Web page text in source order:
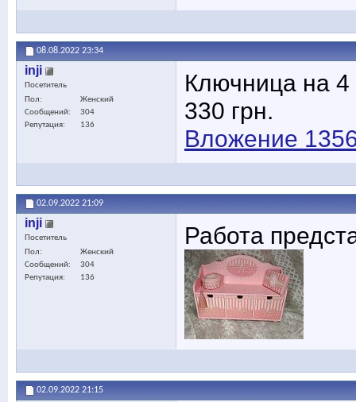
08.08.2022 23:34
inji
Посетитель
Пол
Женский
Сообщений
304
Репутация
136
Ключница на
330 грн.
Вложение
02.09.2022 21:09
inji
Посетитель
Пол
Женский
Сообщений
304
Репутация
136
Работа
02.09.2022 21:15